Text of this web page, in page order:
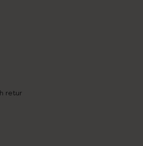
retur